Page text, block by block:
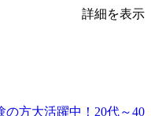
詳細を表示